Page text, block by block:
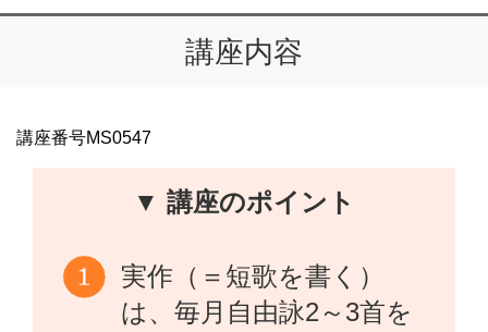
講座内容
講座番号MS0547
▼ 講座のポイント
実作（＝短歌を書く）
は、毎月自由詠2～3首を